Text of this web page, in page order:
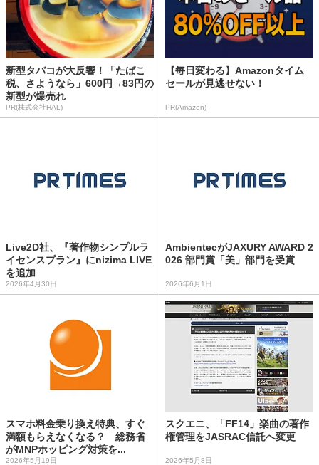
新型タバコが大反響！「たばこ
税、さようなら」600円→83円の
新型が爆売れ
PR(株式会社HAL)
【毎日変わる】Amazonタイム
セールが見逃せない！
PR(Amazon)
Live2D社、『著作物シンプルラ
イセンスプラン』にnizima LIVE
を追加
2026年4月30日
AmbientecがJAXURY AWARD 2
026 部門賞「美」部門を受賞
2026年6月1日
スマホ料金乗り換え特典、すぐ
満額もらえなくなる？ 総務省
がMNPホッピング対策を...
2026年5月19日
スクエニ、「FF14」楽曲の著作
権管理をJASRAC信託へ変更
2026年5月8日